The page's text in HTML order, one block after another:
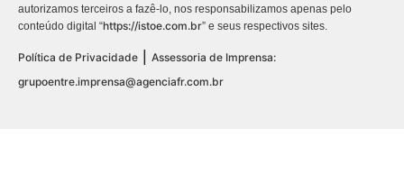
autorizamos terceiros a fazê-lo, nos responsabilizamos apenas pelo
conteúdo digital “https://istoe.com.br” e seus respectivos sites.
Política de Privacidade
Assessoria de Imprensa:
grupoentre.imprensa@agenciafr.com.br